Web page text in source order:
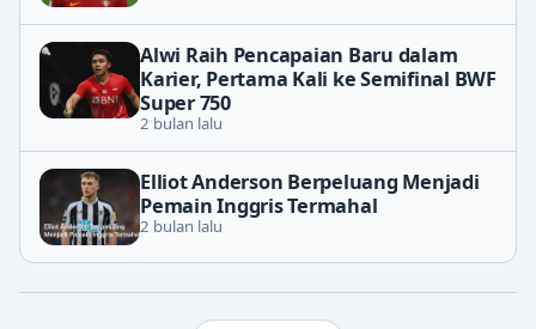
Alwi Raih Pencapaian Baru dalam
Karier, Pertama Kali ke Semifinal BWF
Super 750
2 bulan lalu
Elliot Anderson Berpeluang Menjadi
Pemain Inggris Termahal
2 bulan lalu